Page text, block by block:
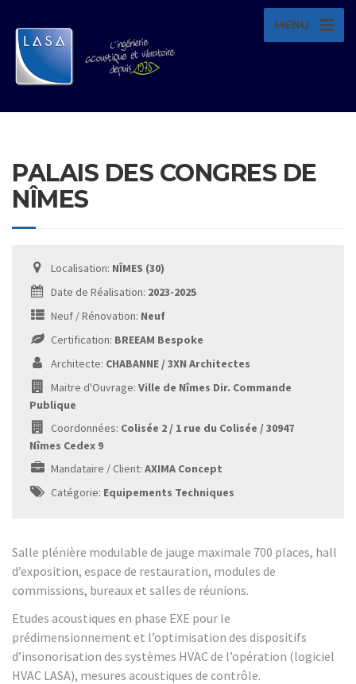
MENU
PALAIS DES CONGRES DE
NÎMES
Localisation: NÎMES (30)
Date de Réalisation: 2023-2025
Neuf / Rénovation: Neuf
Certification: BREEAM Bespoke
Architecte: CHABANNE / 3XN Architectes
Maitre d'Ouvrage: Ville de Nîmes Dir. Commande
Publique
Coordonnées: Colisée 2 / 1 rue du Colisée / 30947
Nîmes Cedex 9
Mandataire / Client: AXIMA Concept
Catégorie: Equipements Techniques
Salle plénière modulable de jauge maximale 700 places, hall
d’exposition, espace de restauration, modules de
commissions, bureaux et salles de réunions.
Etudes acoustiques en phase EXE pour le
prédimensionnement et l’optimisation des dispositifs
d’insonorisation des systèmes HVAC de l’opération (logiciel
HVAC LASA), mesures acoustiques de contrôle.